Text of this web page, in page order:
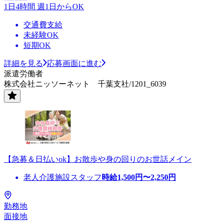
1日4時間 週1日からOK
交通費支給
未経験OK
短期OK
詳細を見る
応募画面に進む
派遣労働者
株式会社ニッソーネット 千葉支社/1201_6039
【急募＆日払いok】お散歩や身の回りのお世話メイン
老人介護施設スタッフ 時給1,500円〜2,250円
勤務地
面接地